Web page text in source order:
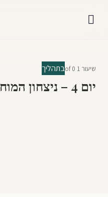
שיעור 1 of 0בתהליך
יום 4 – ניצחון המוח על הסטרס: שלושת הצעדים למיינדסט משגשג